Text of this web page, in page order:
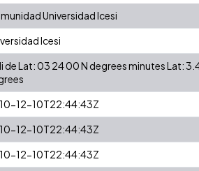
Universidad Icesi
Icesi
de Lat: 03 24 00 N degrees minutes Lat:
12-10T22:44:43Z
12-10T22:44:43Z
12-10T22:44:43Z